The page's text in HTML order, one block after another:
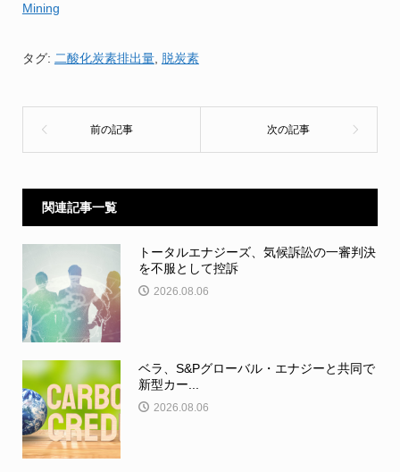
Mining
タグ: 二酸化炭素排出量, 脱炭素
関連記事一覧
トータルエナジーズ、気候訴訟の一審判決
を不服として控訴
2026.08.06
ベラ、S&Pグローバル・エナジーと共同で
新型カー...
2026.08.06